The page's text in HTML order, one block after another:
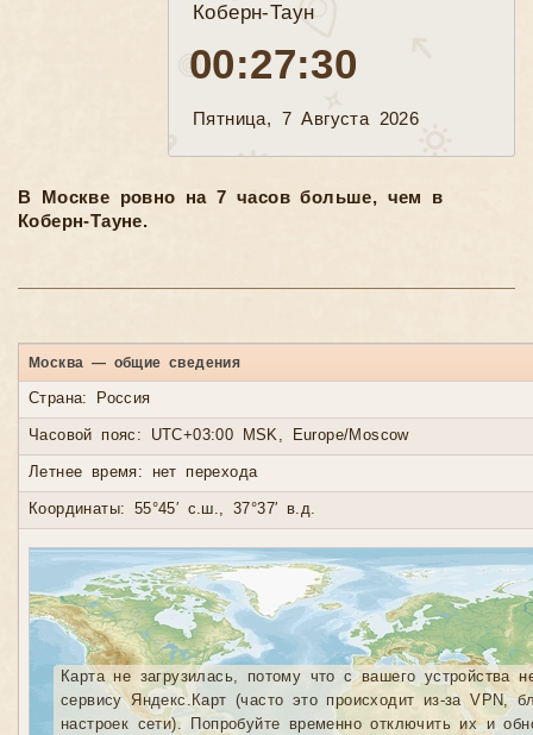
Коберн-Таун
00:27:31
Пятница, 7 Августа 2026
В Москве ровно на 7 часов больше, чем в
Коберн-Тауне.
Москва — общие сведения
Страна: Россия
Часовой пояс: UTC+03:00 MSK, Europe/Moscow
Летнее время: нет перехода
Координаты: 55°45′ с.ш., 37°37′ в.д.
Карта не загрузилась, потому что с вашего устройства
сервису Яндекс.Карт (часто это происходит из-за VPN,
настроек сети). Попробуйте временно отключить их и